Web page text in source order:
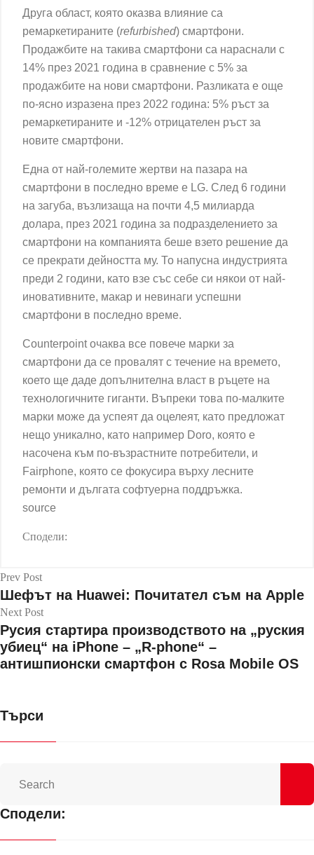
Друга област, която оказва влияние са
ремаркетираните (refurbished) смартфони.
Продажбите на такива смартфони са нараснали с
14% през 2021 година в сравнение с 5% за
продажбите на нови смартфони. Разликата е още
по-ясно изразена през 2022 година: 5% ръст за
ремаркетираните и -12% отрицателен ръст за
новите смартфони.
Една от най-големите жертви на пазара на
смартфони в последно време е LG. След 6 години
на загуба, възлизаща на почти 4,5 милиарда
долара, през 2021 година за подразделението за
смартфони на компанията беше взето решение да
се прекрати дейността му. То напусна индустрията
преди 2 години, като взе със себе си някои от най-
иновативните, макар и невинаги успешни
смартфони в последно време.
Counterpoint очаква все повече марки за
смартфони да се провалят с течение на времето,
което ще даде допълнителна власт в ръцете на
технологичните гиганти. Въпреки това по-малките
марки може да успеят да оцелеят, като предложат
нещо уникално, като например Doro, която е
насочена към по-възрастните потребители, и
Fairphone, която се фокусира върху лесните
ремонти и дългата софтуерна поддръжка.
source
Сподели:
Prev Post
Шефът на Huawei: Почитател съм на Apple
Next Post
Русия стартира производството на „руския
убиец“ на iPhone – „R-phone“ –
антишпионски смартфон с Rosa Mobile OS
Търси
Сподели: